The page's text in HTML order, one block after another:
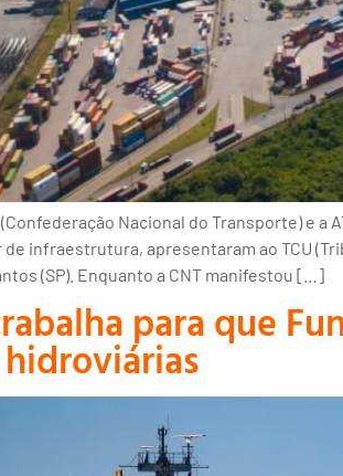
(Confederação Nacional do Transporte) e
infraestrutura, apresentaram ao TCU
(SP). Enquanto a CNT manifestou […]
para que